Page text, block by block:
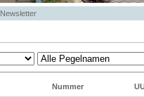
Newsletter
Nummer